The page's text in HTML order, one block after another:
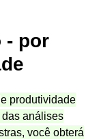
- por
produtividade
análises
você obterá